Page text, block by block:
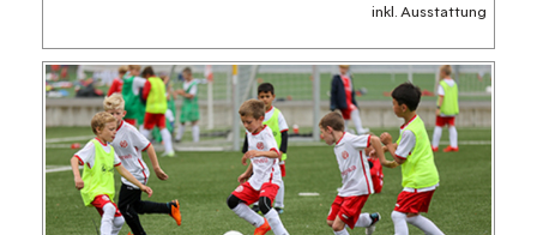
inkl. Ausstattung